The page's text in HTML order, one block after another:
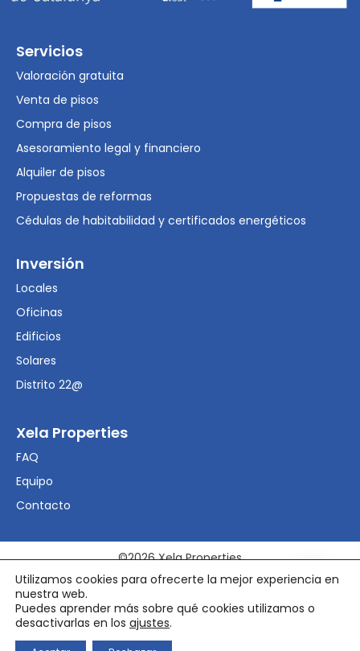
Servicios
Valoración gratuita
Venta de pisos
Compra de pisos
Asesoramiento legal y financiero
Alquiler de pisos
Propuestas de reformas
Cédulas de habitabilidad y certificados energéticos
Inversión
Locales
Oficinas
Edificios
Solares
Distrito 22@
Xela Properties
FAQ
Equipo
Contacto
©2026 Xela Properties
Política de privacidad
Política de cookies
Utilizamos cookies para ofrecerte la mejor experiencia en
nuestra web.
Puedes aprender más sobre qué cookies utilizamos o
desactivarlas en los ajustes.